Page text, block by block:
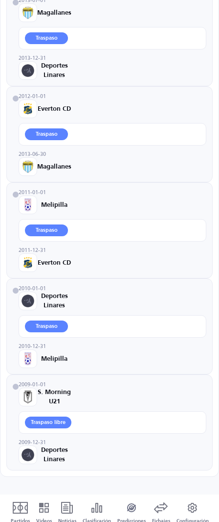
Magallanes
Traspaso
2013-12-31
Deportes
Linares
2012-01-01
Everton CD
Traspaso
2013-06-30
Magallanes
2011-01-01
Melipilla
Traspaso
2011-12-31
Everton CD
2010-01-01
Deportes
Linares
Traspaso
2010-12-31
Melipilla
2009-01-01
S. Morning
U21
Traspaso libre
2009-12-31
Deportes
Linares
Partidos Vídeos Noticias Clasificación Predicciones Fichajes Configuración